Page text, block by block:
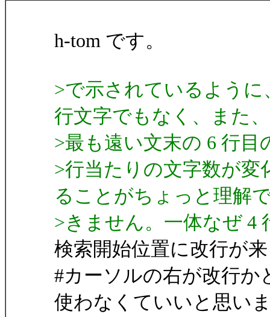
h-tom です。
>で示されているよう
行文字でもなく、また、
>最も遠い文末の 6 行
>行当たりの文字数が変
ることがちょっと理解
>きません。一体なぜ 4
検索開始位置に改行が
#カーソルの右が改行
使わなくていいと思い